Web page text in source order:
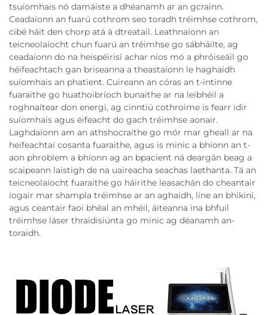
tsuíomhais nó damáiste a dhéanamh ar an gcrainn.
Ceadaíonn an fuarú cothrom seo toradh tréimhse cothrom,
cibé háit den chorp atá á dtreatail. Leathnaíonn an
teicneolaíocht chun fuarú an tréimhse go sábháilte, ag
ceadaíonn do na heispéirisí achar níos mó a phróiseáil go
héifeachtach gan briseanna a theastaíonn le haghaidh
suíomhais an phatient. Cuireann an córas an t-intinne
fuaraithe go huathoibríoch bunaithe ar na leibhéil a
roghnaítear don energi, ag cinntiú cothroime is fearr idir
suíomhais agus éifeacht do gach tréimhse aonair.
Laghdaíonn am an athshocraíthe go mór mar gheall ar na
heifeachtaí cosanta fuaraithe, agus is minic a bhíonn an t-
aon phroblem a bhíonn ag an bpacient ná deargán beag a
scaipeann laistigh de na uaireacha seachas laethanta. Tá an
teicneolaíocht fuaraithe go háirithe leasachán do cheantair
íogair mar shampla tréimhse ar an aghaidh, líne an bhikini,
agus ceantair faoi bhéal an mhéil, áiteanna ina bhfuil
tréimhse láser thraidisiúnta go minic ag déanamh an-
toraidh.